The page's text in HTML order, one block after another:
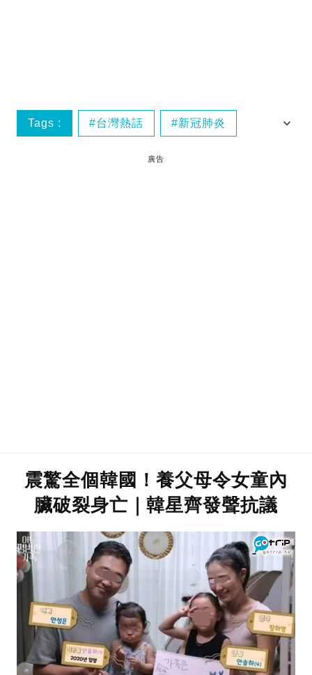
Tags : 台灣熱話 新冠肺炎
廣告
震驚全個韓國！養父母令女童內
臟破裂身亡｜韓星齊發聲抗議